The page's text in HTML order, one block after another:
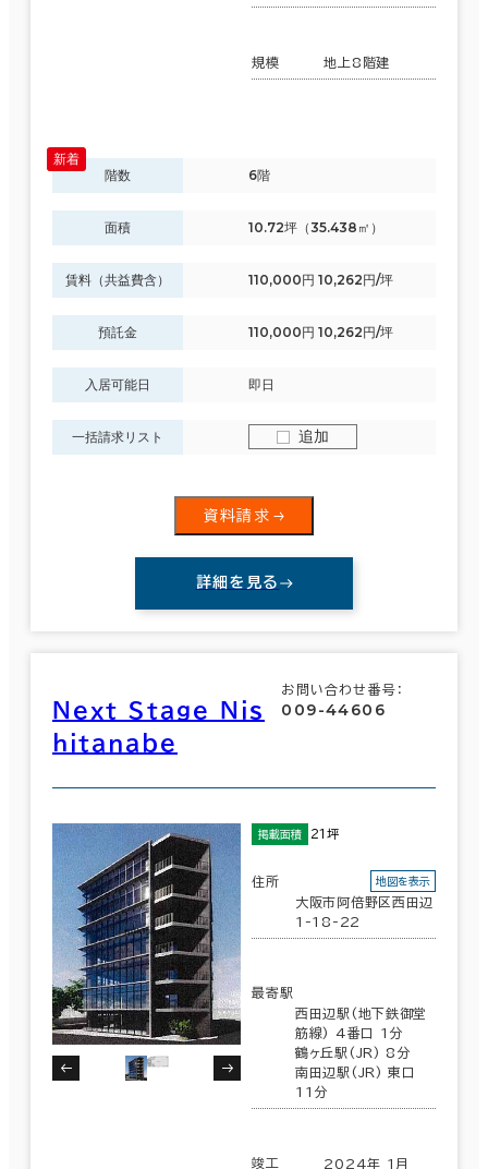
規模 地上8階建
階数 6階
面積 10.72坪（35.438㎡）
賃料（共益費含） 110,000円 10,262円/坪
預託金 110,000円 10,262円/坪
入居可能日 即日
一括請求リスト 追加
資料請求
詳細を見る
Ｎｅｘｔ Ｓｔａｇｅ Ｎｉｓ
ｈｉｔａｎａｂｅ
お問い合わせ番号：
009-44606
掲載面積 21坪
住所
大阪市阿倍野区西田辺
1-18-22
地図を表示
最寄駅
西田辺駅(地下鉄御堂
筋線) 4番口 1分
鶴ヶ丘駅(JR) 8分
南田辺駅(JR) 東口
11分
竣工 2024年 1月